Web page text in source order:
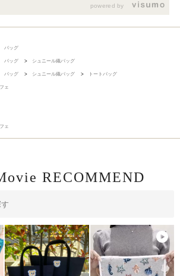
powered by
バッグ
バッグ > シュニール織バッグ
バッグ > シュニール織バッグ > トートバッグ
ェ
ェ
RECOMMEND